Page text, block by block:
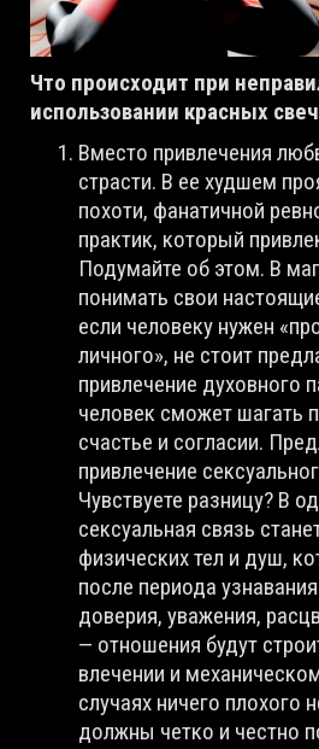
Что происходит при
использовании красных
Вместо привлечения
страсти. В ее худшем
похоти, фанатичной
практик, который
Подумайте об этом. В
понимать свои
если человеку нужен
личного», не стоит
привлечение духовного
человек сможет шагать
счастье и согласии.
привлечение
Чувствуете разницу? В
сексуальная связь
физических тел и душ,
после периода
доверия, уважения,
— отношения будут
влечении и
случаях ничего плохого
должны четко и честно